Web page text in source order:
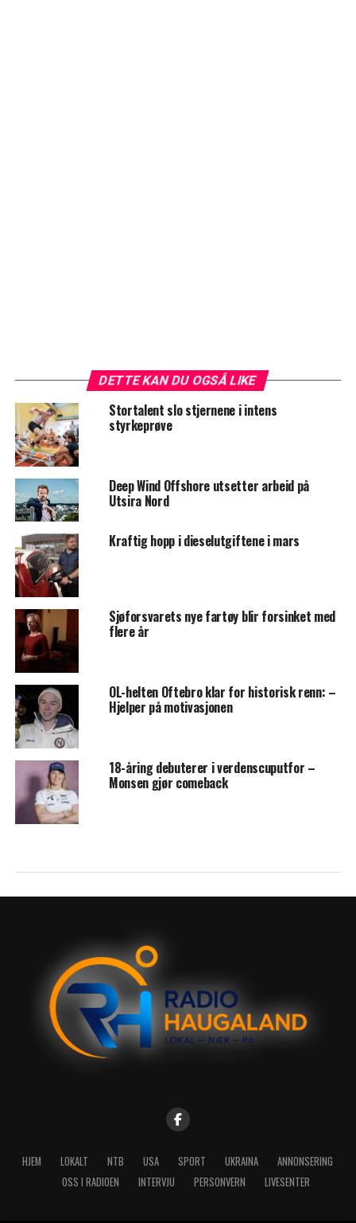
DETTE KAN DU OGSÅ LIKE
Stortalent slo stjernene i intens
styrkeprøve
Deep Wind Offshore utsetter arbeid på
Utsira Nord
Kraftig hopp i dieselutgiftene i mars
Sjøforsvarets nye fartøy blir forsinket med
flere år
OL-helten Oftebro klar for historisk renn: –
Hjelper på motivasjonen
18-åring debuterer i verdenscuputfor –
Monsen gjør comeback
HJEM LOKALT NTB USA SPORT UKRAINA
ANNONSERING
OSS I RADIOEN
INTERVJU PERSONVERN LIVESENTER